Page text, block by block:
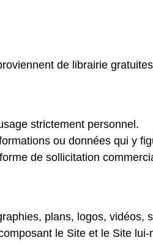
de librairie
strictement personnel.
ou données qui y
de sollicitation
plans, logos, vidéos,
le Site et le Site